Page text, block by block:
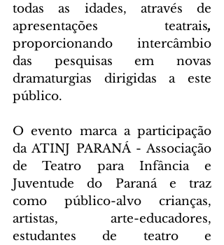
todas as idades, através de
apresentações teatrais
proporcionando intercâmbio
das pesquisas em novas
dramaturgias dirigidas a este
público.
O evento marca a participação
da ATINJ PARANÁ - Associação
de Teatro para Infância e
Juventude do Paraná e traz
como público-alvo crianças,
artistas, arte-educadores,
estudantes de teatro e